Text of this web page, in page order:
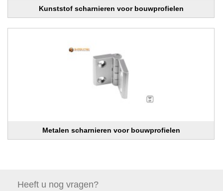
Kunststof scharnieren voor bouwprofielen
Metalen scharnieren voor bouwprofielen
Heeft u nog vragen?